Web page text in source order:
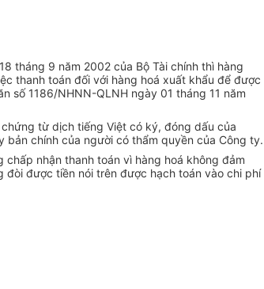
tháng 9 năm 2002 của Bộ Tài chính thì hàng
thanh toán đối với hàng hoá xuất khẩu để được
số 1186/NHNN-QLNH ngày 01 tháng 11 năm
từ dịch tiếng Việt có ký, đóng dấu của
chính của người có thẩm quyền của Công ty.
nhận thanh toán vì hàng hoá không đảm
đòi được tiền nói trên được hạch toán vào chi phí